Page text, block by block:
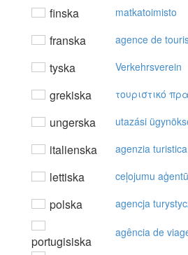
finska matkatoimisto
franska agence de
tyska Verkehrsverein
grekiska τoυριστικό
ungerska utazási
italienska agenzia turistica
lettiska ceļojumu
polska agencja
portugisiska
agência de